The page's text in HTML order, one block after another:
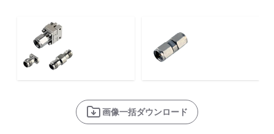
画像一括ダウンロード